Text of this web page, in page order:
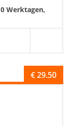
Werktagen,
€29.50